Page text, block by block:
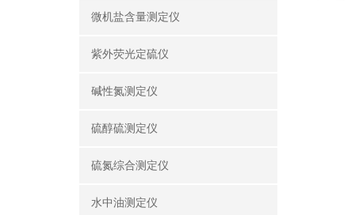
微机盐含量测定仪
紫外荧光定硫仪
碱性氮测定仪
硫醇硫测定仪
硫氮综合测定仪
水中油测定仪